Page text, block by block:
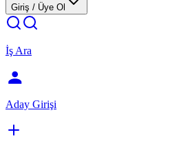
Giriş / Üye Ol
İş Ara
Aday Girişi